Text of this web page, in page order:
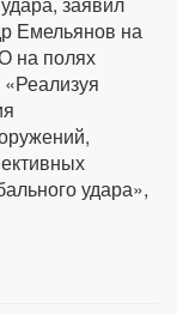
Емельянов на
на полях
удара»,